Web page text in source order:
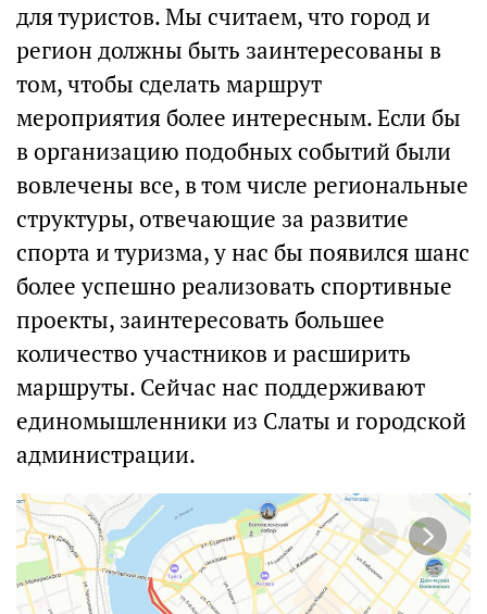
для туристов. Мы считаем, что город и
регион должны быть заинтересованы в
том, чтобы сделать маршрут
мероприятия более интересным. Если бы
в организацию подобных событий были
вовлечены все, в том числе региональные
структуры, отвечающие за развитие
спорта и туризма, у нас бы появился шанс
более успешно реализовать спортивные
проекты, заинтересовать большее
количество участников и расширить
маршруты. Сейчас нас поддерживают
единомышленники из Слаты и городской
администрации.